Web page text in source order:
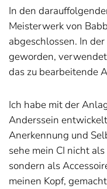
In den
Meisterwerk von
abgeschlossen. In
geworden,
das zu bearbeitende
Ich habe mit der
Anderssein
Anerkennung und
sehe mein CI nicht
sondern als
meinen Kopf,